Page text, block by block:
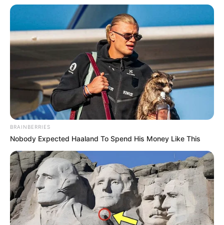
BRAINBERRIES
Nobody Expected Haaland To Spend His Money Like This